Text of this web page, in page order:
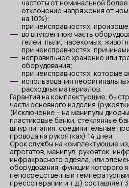
частоты от номинальной
отклонение напряжения от
на 10%);
при неисправностях,
во внутреннюю часть
гелей, пыли, насекомых,
при неисправностях,
неправильное хранение или
оборудования;
при неисправностях, которые
использования
расходных материалов.
Гарантия на комплектующие,
части основного изделия
(Исключение – на манипулы
пластиковые банки, стеклянные
шнур питания, соединительные
провода на рукоятках) 14 дней.
Срок службы на комплектующие
агрегатов, манипул, рукояток,
инфракрасного одеяла, или
оборудования, функции которого
непосредственный
прессотерапии и т.д.) составляет